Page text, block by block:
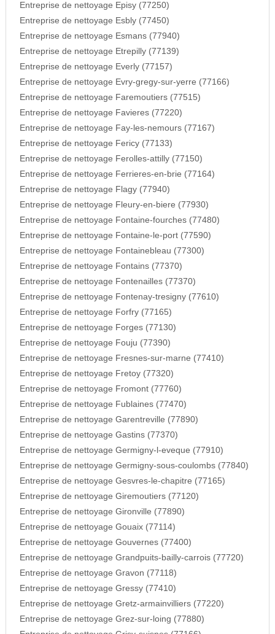
Entreprise de nettoyage Episy (77250)
Entreprise de nettoyage Esbly (77450)
Entreprise de nettoyage Esmans (77940)
Entreprise de nettoyage Etrepilly (77139)
Entreprise de nettoyage Everly (77157)
Entreprise de nettoyage Evry-gregy-sur-yerre (77166)
Entreprise de nettoyage Faremoutiers (77515)
Entreprise de nettoyage Favieres (77220)
Entreprise de nettoyage Fay-les-nemours (77167)
Entreprise de nettoyage Fericy (77133)
Entreprise de nettoyage Ferolles-attilly (77150)
Entreprise de nettoyage Ferrieres-en-brie (77164)
Entreprise de nettoyage Flagy (77940)
Entreprise de nettoyage Fleury-en-biere (77930)
Entreprise de nettoyage Fontaine-fourches (77480)
Entreprise de nettoyage Fontaine-le-port (77590)
Entreprise de nettoyage Fontainebleau (77300)
Entreprise de nettoyage Fontains (77370)
Entreprise de nettoyage Fontenailles (77370)
Entreprise de nettoyage Fontenay-tresigny (77610)
Entreprise de nettoyage Forfry (77165)
Entreprise de nettoyage Forges (77130)
Entreprise de nettoyage Fouju (77390)
Entreprise de nettoyage Fresnes-sur-marne (77410)
Entreprise de nettoyage Fretoy (77320)
Entreprise de nettoyage Fromont (77760)
Entreprise de nettoyage Fublaines (77470)
Entreprise de nettoyage Garentreville (77890)
Entreprise de nettoyage Gastins (77370)
Entreprise de nettoyage Germigny-l-eveque (77910)
Entreprise de nettoyage Germigny-sous-coulombs (77840)
Entreprise de nettoyage Gesvres-le-chapitre (77165)
Entreprise de nettoyage Giremoutiers (77120)
Entreprise de nettoyage Gironville (77890)
Entreprise de nettoyage Gouaix (77114)
Entreprise de nettoyage Gouvernes (77400)
Entreprise de nettoyage Grandpuits-bailly-carrois (77720)
Entreprise de nettoyage Gravon (77118)
Entreprise de nettoyage Gressy (77410)
Entreprise de nettoyage Gretz-armainvilliers (77220)
Entreprise de nettoyage Grez-sur-loing (77880)